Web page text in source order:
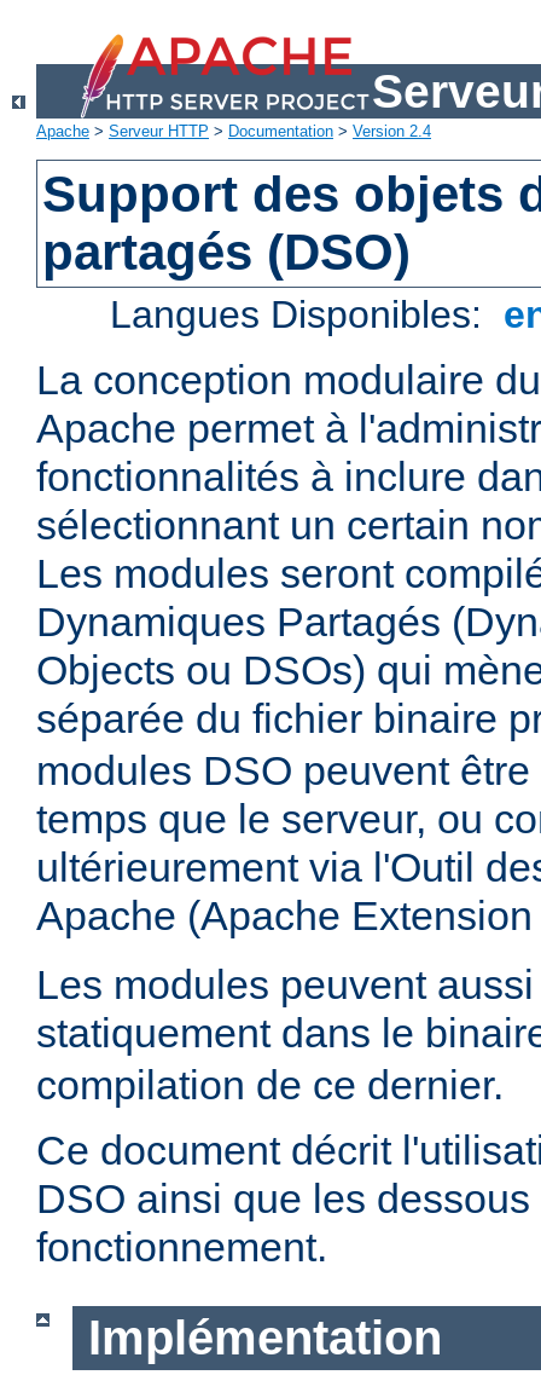
Apache > Serveur HTTP > Documentation > Version 2.4
Support des objets
partagés (DSO)
Langues Disponibles:
La conception modulaire
Apache permet à
fonctionnalités à inclure
sélectionnant un certain
Les modules seront
Dynamiques Partagés
Objects ou DSOs) qui
séparée du fichier binaire
modules DSO peuvent
temps que le serveur, ou
ultérieurement via l'Outil
Apache (Apache
Les modules peuvent
statiquement dans le
compilation de ce dernier.
Ce document décrit
DSO ainsi que les
fonctionnement.
Implémentation